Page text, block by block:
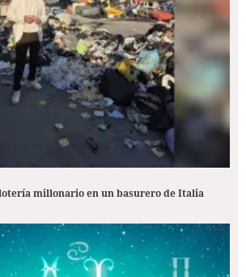
millonario en un basurero de Italia